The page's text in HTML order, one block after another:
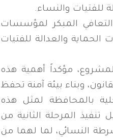
للفتيات والنساء.
المبكر لمؤسسات
والعدالة للفتيات
مؤكداً أهمية هذه
وبناء بيئة آمنة تحفظ
بالمحافظة لمثل هذه
المرحلة الثانية من
النسائي، لما لهما من